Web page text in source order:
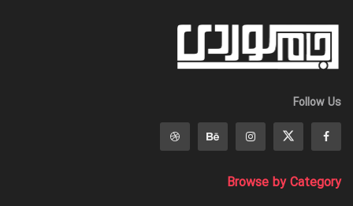
Follow Us
Browse by Category